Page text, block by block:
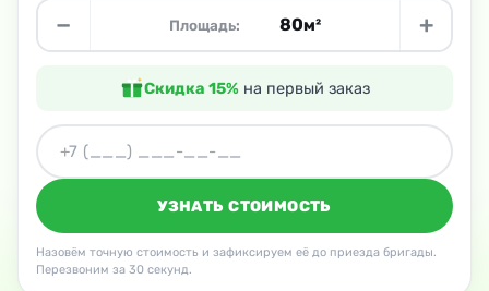
− Площадь: м² +
Скидка 15%на первый заказ
УЗНАТЬ СТОИМОСТЬ
Назовём точную стоимость и зафиксируем её до приезда бригады.
Перезвоним за 30 секунд.